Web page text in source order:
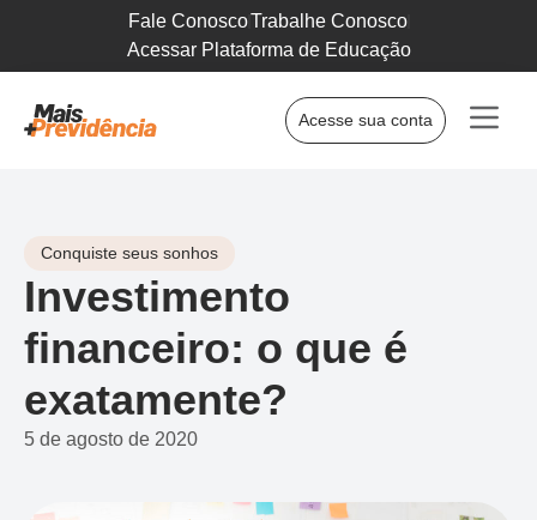
Fale ConoscoTrabalhe Conosco
Acessar Plataforma de Educação
Acesse sua conta
Conquiste seus sonhos
Investimento
financeiro: o que é
exatamente?
5 de agosto de 2020